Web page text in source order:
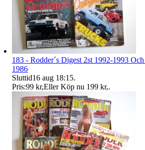
183 - Rodder´s Digest 2st 1992-1993
1986
Sluttid16 aug 18:15.
Pris:99 kr,Eller Köp nu 199 kr,.